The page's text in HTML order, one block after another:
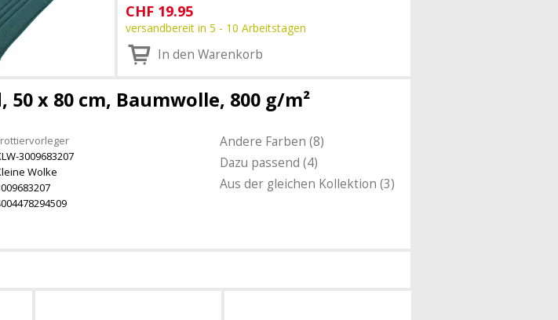
CHF 19.95
versandbereit in 5 - 10 Arbeitstagen
In den Warenkorb
50 x 80 cm, Baumwolle, 800 g/m²
3009683207
Wolke
Andere Farben (8)
Dazu passend (4)
Aus der gleichen Kollektion (3)